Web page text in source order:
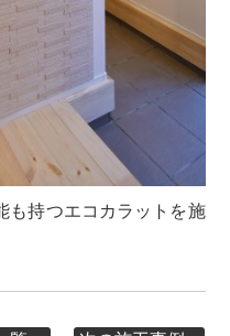
も持つエコカラットを施